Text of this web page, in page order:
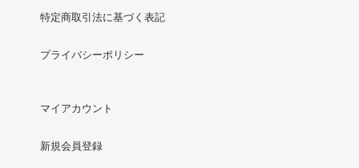
特定商取引法に基づく表記
プライバシーポリシー
マイアカウント
新規会員登録